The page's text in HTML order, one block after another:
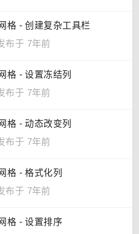
格 - 创建复杂工具栏
布于 7年前
格 - 设置冻结列
布于 7年前
格 - 动态改变列
布于 7年前
格 - 格式化列
布于 7年前
格 - 设置排序